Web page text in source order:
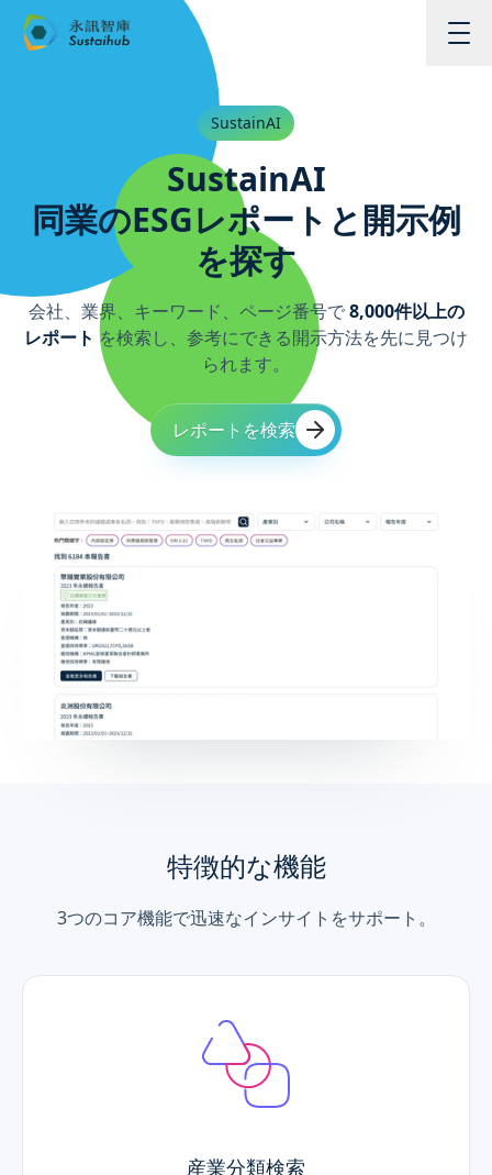
メインコンテンツへスキップ
SustainAI
SustainAI
同業のESGレポートと開示例
を探す
会社、業界、キーワード、ページ番号で8,000件以上の
レポート を検索し、参考にできる開示方法を先に見つけ
られます。
レポートを検索
特徴的な機能
3つのコア機能で迅速なインサイトをサポート。
産業分類検索